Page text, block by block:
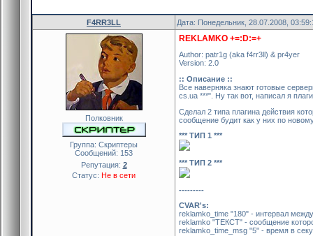
F4RR3LL Дата: Понедельник, 28.07.2008,
Полковник
Группа: Скриптеры
Сообщений: 153
Репутация: 2
Статус: Не в сети
REKLAMKO +=:D:=+
Author: patr1g (aka f4rr3ll) & pr4yer
Version: 2.0
:: Описание ::
Все наверняка знают готовые
cs.ua ***". Ну так вот, написал я
Сделал 2 типа плагина действия
сообщение будит как у них по
*** ТИП 1 ***
*** ТИП 2 ***
---------
CVAR's:
reklamko_time "180" - интервал
reklamko "ТЕКСТ" - сообщение
reklamko_time_msg "5" - время в